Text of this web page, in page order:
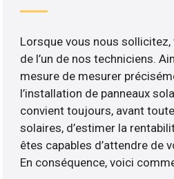
Lorsque vous nous
de l’un de nos techniciens.
mesure de mesurer
l’installation de panneaux
convient toujours, avant
solaires, d’estimer la
êtes capables d’attendre de
En conséquence, voici